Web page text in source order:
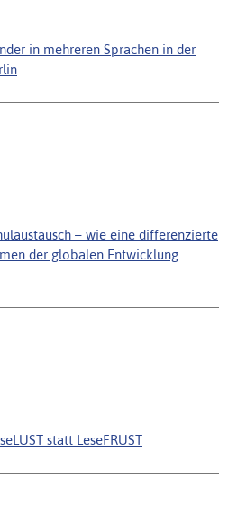
in mehreren Sprachen in der
– wie eine differenzierte
der globalen Entwicklung
statt LeseFRUST